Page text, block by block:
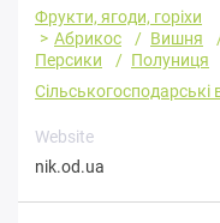
Фрукти, ягоди, горіхи
Абрикос
Вишня
Персики
Полуниця
Сільськогосподарські
Website
nik.od.ua